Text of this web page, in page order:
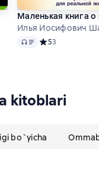
7 оценок
Маленькая книга
Илья Иосифович
Audio Средний
53
kitoblari
bo`yicha